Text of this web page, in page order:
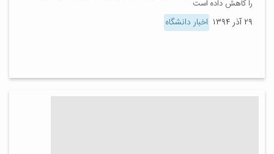
را کاهش داده است
۲۹ آذر ۱۳۹۴ اخبار دانشگاه